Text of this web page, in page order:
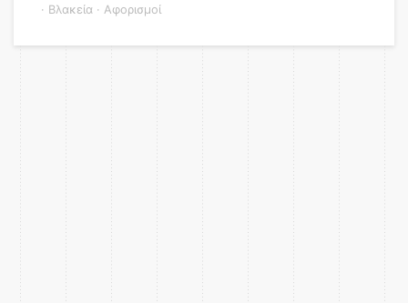
· Βλακεία · Αφορισμοί